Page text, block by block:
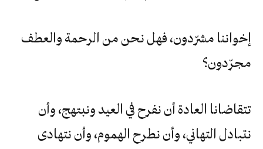
إخواننا مشرّدون، فهل نحن من الرحمة والعطف
مجرّدون؟
تتقاضانا العادة أن نفرح في العيد ونبتهج، وأن
نتبادل التهاني، وأن نطرح الهموم، وأن نتهادى